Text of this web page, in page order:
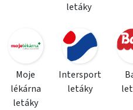
letáky
Moje
lékárna
letáky
Intersport
letáky